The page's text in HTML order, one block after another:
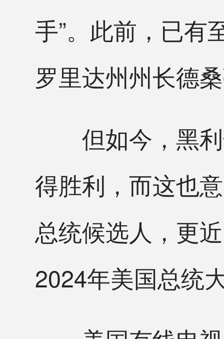
手”。此前，已有
罗里达州州长德
但如今，黑利
得胜利，而这也
总统候选人，更
2024年美国总统